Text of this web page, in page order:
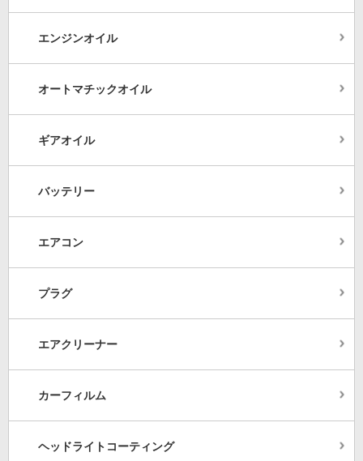
エンジンオイル
オートマチックオイル
ギアオイル
バッテリー
エアコン
プラグ
エアクリーナー
カーフィルム
ヘッドライトコーティング